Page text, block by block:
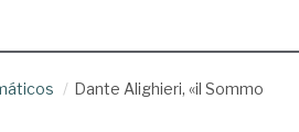
Dante Alighieri, «il Sommo